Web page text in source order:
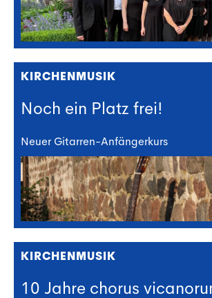
KIRCHENMUSIK
Noch ein Platz frei!
Neuer Gitarren-Anfängerkurs
KIRCHENMUSIK
10 Jahre chorus